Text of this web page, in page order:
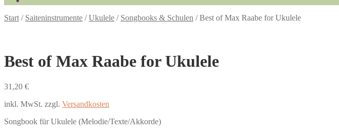
Start / Saiteninstrumente /Ukulele / Songbooks & Schulen /Best of Max Raabe for Ukulele
Best of Max Raabe for Ukulele
31,20 €
inkl. MwSt. zzgl. Versandkosten
Songbook für Ukulele (Melodie/Texte/Akkorde)